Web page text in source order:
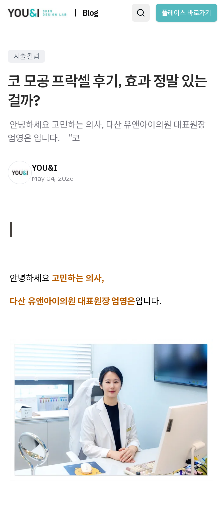
Blog 플레이스 바로가기
시술 칼럼
코 모공 프락셀 후기, 효과 정말 있는
걸까?
​ 안녕하세요 고민하는 의사, 다산 유앤아이의원 대표원장
엄영은 입니다. ​ ​ ​ “코
YOU&I
May 04, 2026
안녕하세요 고민하는 의사,
다산 유앤아이의원 대표원장 엄영은입니다.